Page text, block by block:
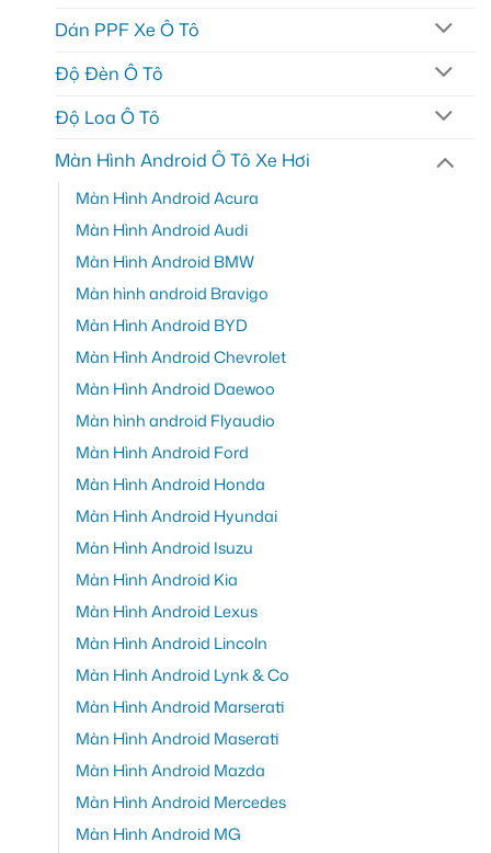
Dán PPF Xe Ô Tô
Độ Đèn Ô Tô
Độ Loa Ô Tô
Màn Hình Android Ô Tô Xe Hơi
Màn Hình Android Acura
Màn Hình Android Audi
Màn Hình Android BMW
Màn hình android Bravigo
Màn Hình Android BYD
Màn Hình Android Chevrolet
Màn Hình Android Daewoo
Màn hình android Flyaudio
Màn Hình Android Ford
Màn Hình Android Honda
Màn Hình Android Hyundai
Màn Hình Android Isuzu
Màn Hình Android Kia
Màn Hình Android Lexus
Màn Hình Android Lincoln
Màn Hình Android Lynk & Co
Màn Hình Android Marserati
Màn Hình Android Maserati
Màn Hình Android Mazda
Màn Hình Android Mercedes
Màn Hình Android MG